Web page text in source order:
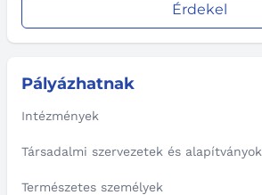
Érdekel
Pályázhatnak
Intézmények
Társadalmi szervezetek és alapítványok
Természetes személyek